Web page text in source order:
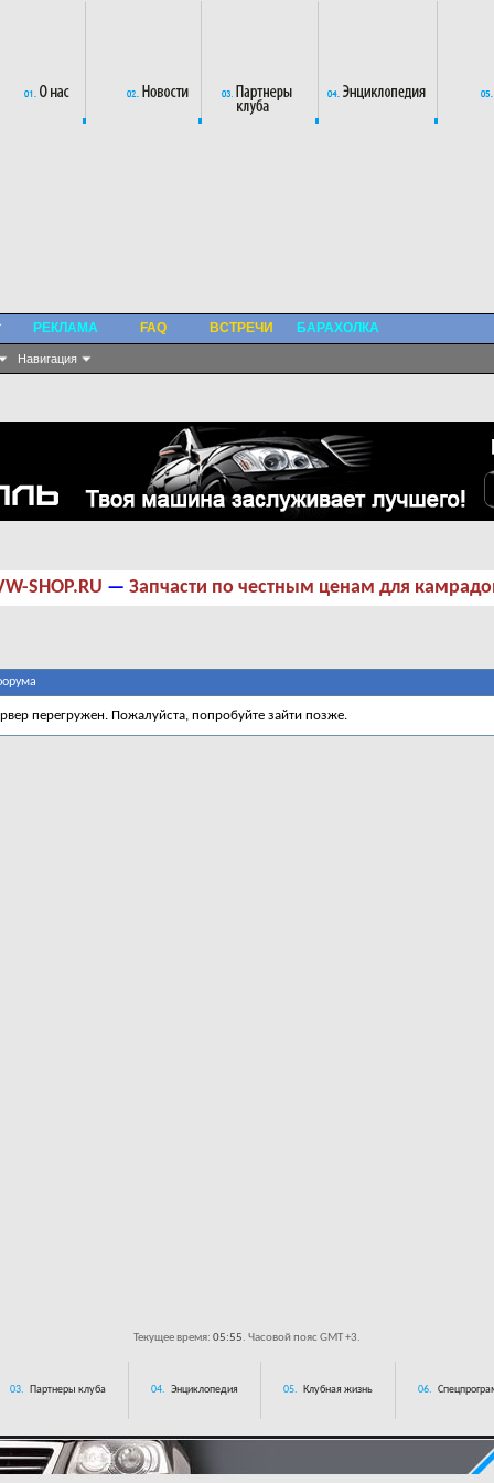
Навигация
РЕКЛАМА FAQ ВСТРЕЧИ БАРАХОЛКА
SHOP.RU — Запчасти по честным ценам для
перегружен. Пожалуйста, попробуйте зайти позже.
Текущее время: 05:55. Часовой пояс GMT +3.
03. Партнеры клуба 04. Энциклопедия 05. Клубная жизнь 06.